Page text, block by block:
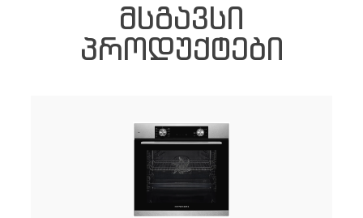
ᲛᲡᲒᲐᲕᲡᲘ
ᲞᲠᲝᲓᲣᲥᲢᲔᲑᲘ